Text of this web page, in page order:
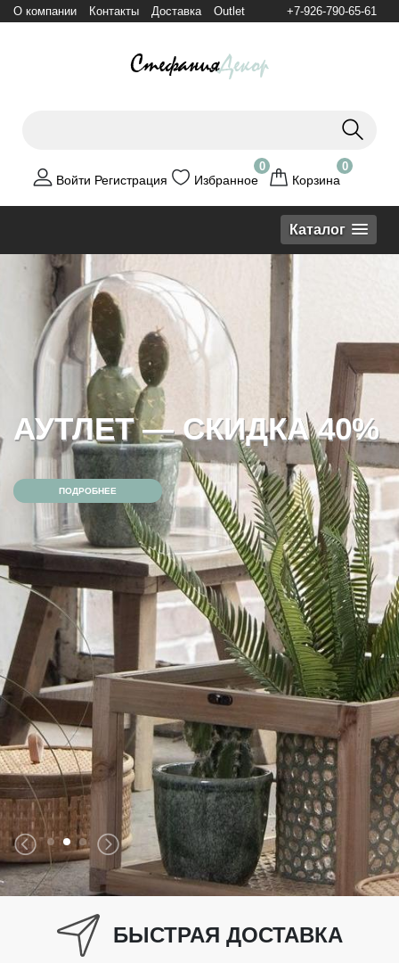
О компании Контакты Доставка +7-926-790-65-61
Outlet
Войти Регистрация Избранное
0
Корзина
0
Каталог
АУТЛЕТ — СКИДКА 40%
ПОДРОБНЕЕ
БЫСТРАЯ ДОСТАВКА